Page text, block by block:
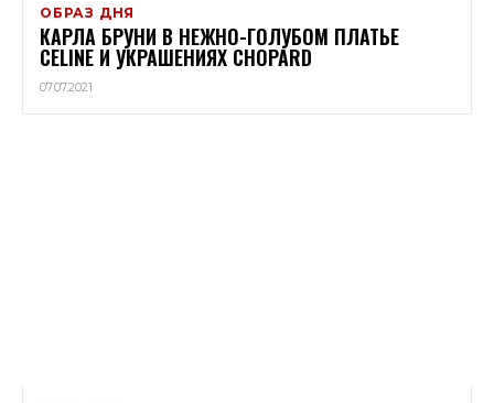
ОБРАЗ ДНЯ
КАРЛА БРУНИ В НЕЖНО-ГОЛУБОМ ПЛАТЬЕ
CELINE И УКРАШЕНИЯХ CHOPARD
07.07.2021